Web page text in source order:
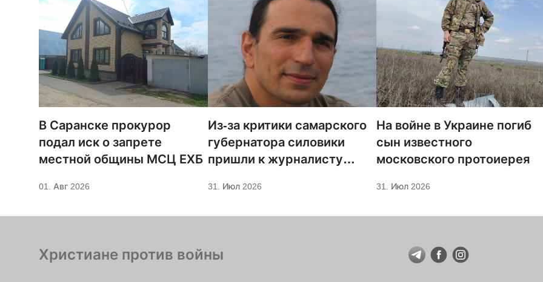
В Саранске прокурор
подал иск о запрете
местной общины МСЦ ЕХБ
01. Авг 2026
Из-за критики самарского
губернатора силовики
пришли к журналисту
31. Июл 2026
На войне в Украине погиб
сын известного
московского протоиерея
31. Июл 2026
Христиане против войны